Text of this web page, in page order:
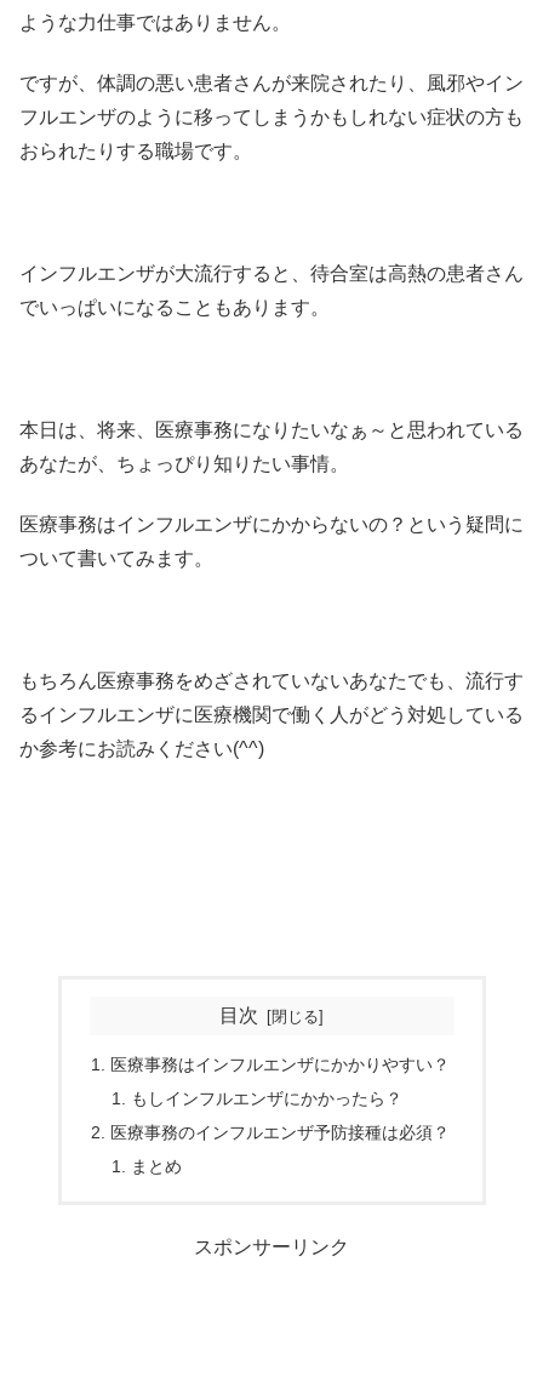
ような力仕事ではありません。
ですが、体調の悪い患者さんが来院されたり、風邪やイン
フルエンザのように移ってしまうかもしれない症状の方も
おられたりする職場です。
インフルエンザが大流行すると、待合室は高熱の患者さん
でいっぱいになることもあります。
本日は、将来、医療事務になりたいなぁ～と思われている
あなたが、ちょっぴり知りたい事情。
医療事務はインフルエンザにかからないの？という疑問に
ついて書いてみます。
もちろん医療事務をめざされていないあなたでも、流行す
るインフルエンザに医療機関で働く人がどう対処している
か参考にお読みください(^^)
目次
医療事務はインフルエンザにかかりやすい？
もしインフルエンザにかかったら？
医療事務のインフルエンザ予防接種は必須？
まとめ
スポンサーリンク